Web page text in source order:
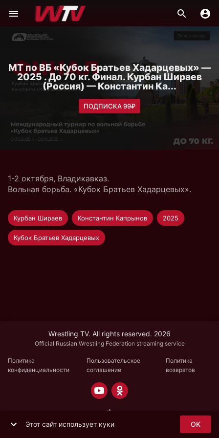
МТ по ВБ «Кубок Братьев Хадарцевых» —
2025 . До 70 кг. Финал. Курбан Шираев
(Россия) — Константин Ка...
ПОДПИСКА 99₽
1-2 октября, Владикавказ.
Вольная борьба. «Кубок Братьев Хадарцевых».
Курбан Шираев Константин Капрынов 2025
Кубок Братьев Хадарцевых
Wrestling TV. All rights reserved. 2026
Official Russian Wrestling Federation streaming service
Политика
конфиденциальности
Пользовательское
соглашение
Политика
возвратов
Этот сайт использует куки OK